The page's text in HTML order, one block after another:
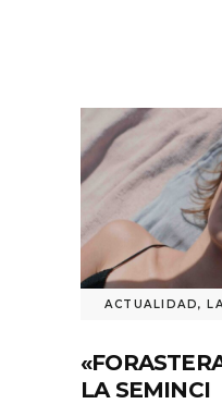
ACTUALIDAD,
LA SEMINCI